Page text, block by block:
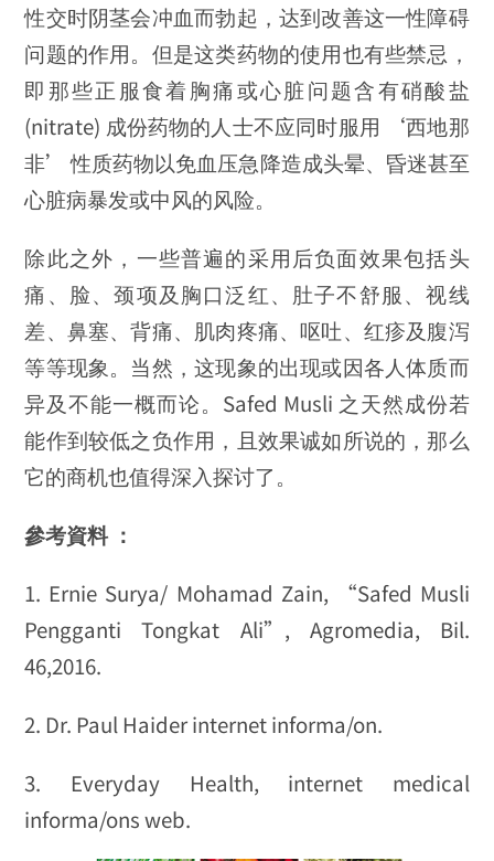
性交时阴茎会冲血而勃起，达到改善这一性障碍
问题的作用。但是这类药物的使用也有些禁忌，
即那些正服食着胸痛或心脏问题含有硝酸盐
(nitrate) 成份药物的人士不应同时服用 ‘西地那
非’ 性质药物以免血压急降造成头晕、昏迷甚至
心脏病暴发或中风的风险。
除此之外，一些普遍的采用后负面效果包括头
痛、脸、颈项及胸口泛红、肚子不舒服、视线
差、鼻塞、背痛、肌肉疼痛、呕吐、红疹及腹泻
等等现象。当然，这现象的出现或因各人体质而
异及不能一概而论。Safed Musli 之天然成份若
能作到较低之负作用，且效果诚如所说的，那么
它的商机也值得深入探讨了。
參考資料 ：
1. Ernie Surya/ Mohamad Zain, “Safed Musli
Pengganti Tongkat Ali”, Agromedia, Bil.
46,2016.
2. Dr. Paul Haider internet informa/on.
3. Everyday Health, internet medical
informa/ons web.